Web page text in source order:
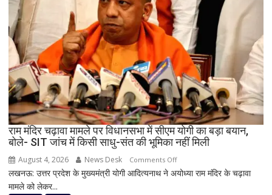
दांव,
यूपी
में
पूरी
सहप्रभारी
टीम
बदली,
नई
जिम्मेदारियां
घोषित
राम मंदिर चढ़ावा मामले पर विधानसभा में सीएम योगी का बड़ा बयान,
बोले- SIT जांच में किसी साधु-संत की भूमिका नहीं मिली
August 4, 2026 News Desk Comments Offon
राम
लखनऊ: उत्तर प्रदेश के मुख्यमंत्री योगी आदित्यनाथ ने अयोध्या राम मंदिर के चढ़ावा
मामले को लेकर...